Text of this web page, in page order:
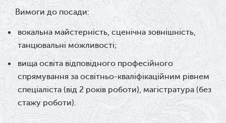
Вимоги до посади:
вокальна майстерність, сценічна зовнішність,
танцювальні можливості;
вища освіта відповідного професійного
спрямування за освітньо-кваліфікаційним рівнем
спеціаліста (від 2 років роботи), магістратура (без
стажу роботи).